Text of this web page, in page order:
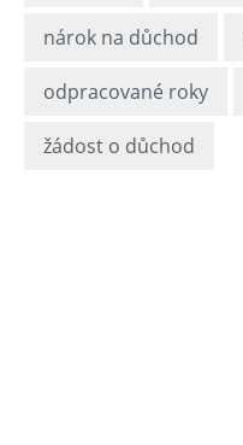
nárok na důchod
odpracované roky
žádost o důchod